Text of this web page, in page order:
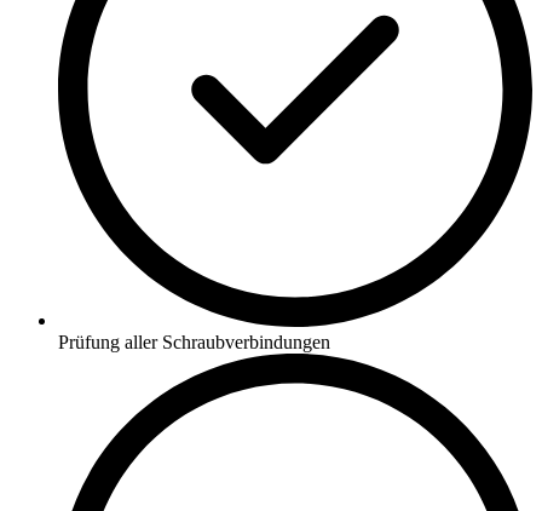
Prüfung aller Schraubverbindungen